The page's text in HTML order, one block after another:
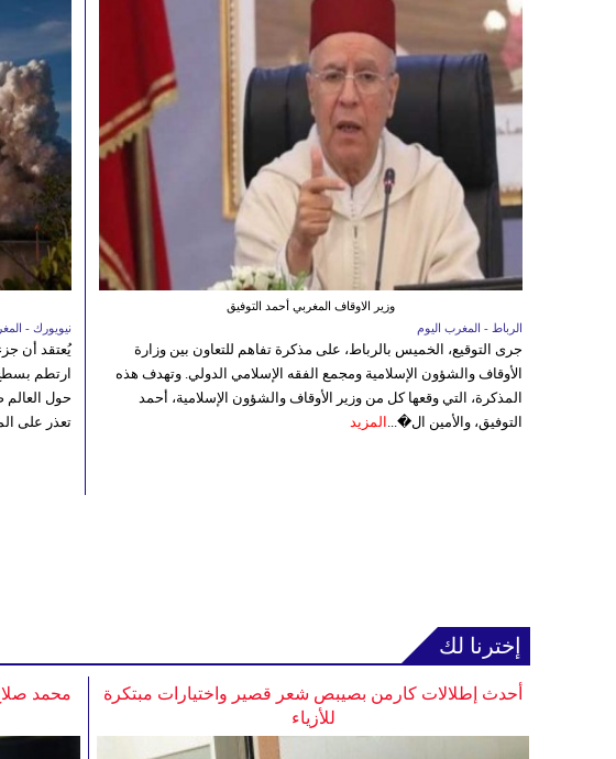
نيويورك -
ارتطم
حول
تعذر على
وزير الاوقاف المغربي أحمد التوفيق
الرباط - المغرب اليوم
جرى التوقيع، الخميس بالرباط، على مذكرة تفاهم للتعاون بين وزارة
الأوقاف والشؤون الإسلامية ومجمع الفقه الإسلامي الدولي. وتهدف هذه
المذكرة، التي وقعها كل من وزير الأوقاف والشؤون الإسلامية، أحمد
التوفيق، والأمين ال�... المزيد
إخترنا لك
محمد
أحدث إطلالات كارمن بصيبص شعر قصير واختيارات مبتكرة
للأزياء